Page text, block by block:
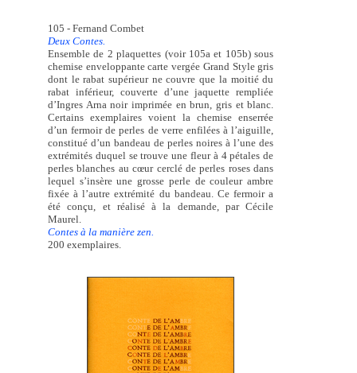
105 - Fernand Combet
Deux Contes.
Ensemble de 2 plaquettes (voir 105a et 105b) sous
chemise enveloppante carte vergée Grand Style gris
dont le rabat supérieur ne couvre que la moitié du
rabat inférieur, couverte d’une jaquette rempliée
d’Ingres Arna noir imprimée en brun, gris et blanc.
Certains exemplaires voient la chemise enserrée
d’un fermoir de perles de verre enfilées à l’aiguille,
constitué d’un bandeau de perles noires à l’une des
extrémités duquel se trouve une fleur à 4 pétales de
perles blanches au cœur cerclé de perles roses dans
lequel s’insère une grosse perle de couleur ambre
fixée à l’autre extrémité du bandeau. Ce fermoir a
été conçu, et réalisé à la demande, par Cécile
Maurel.
Contes à la manière zen.
200 exemplaires.